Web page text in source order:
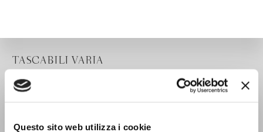
Questo sito web utilizza i cookie
TASCABILI VARIA